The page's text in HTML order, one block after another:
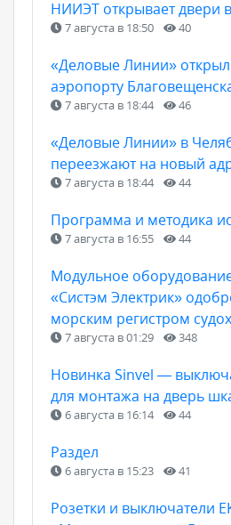
НИИЭТ открывает двери
7 августа в 18:50 40
«Деловые Линии»
аэропорту
7 августа в 18:44 46
«Деловые Линии» в
переезжают на новый
7 августа в 18:44 44
Программа и методика
7 августа в 16:55 44
Модульное
«Систэм Электрик»
морским регистром
7 августа в 01:29 348
Новинка Sinvel —
для монтажа на дверь
6 августа в 16:14 44
Раздел
6 августа в 15:23 41
Розетки и выключатели